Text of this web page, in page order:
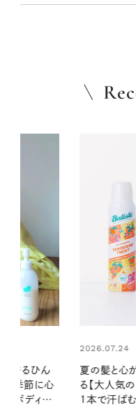
泉、プールを満喫
レッシュす
プー】 この
中心地よく
2026.07.21